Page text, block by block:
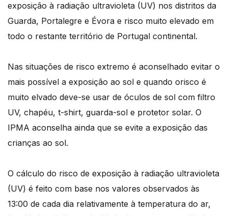
exposição à radiação ultravioleta (UV) nos distritos da
Guarda, Portalegre e Évora e risco muito elevado em
todo o restante território de Portugal continental.
Nas situações de risco extremo é aconselhado evitar o
mais possível a exposição ao sol e quando orisco é
muito elvado deve-se usar de óculos de sol com filtro
UV, chapéu, t-shirt, guarda-sol e protetor solar. O
IPMA aconselha ainda que se evite a exposição das
crianças ao sol.
O cálculo do risco de exposição à radiação ultravioleta
(UV) é feito com base nos valores observados às
13:00 de cada dia relativamente à temperatura do ar,